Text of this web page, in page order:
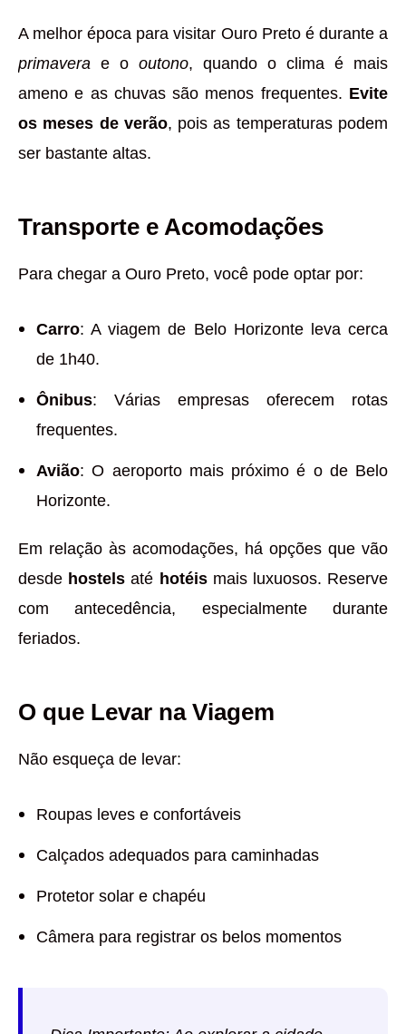
A melhor época para visitar Ouro Preto é durante a
primavera e o outono, quando o clima é mais
ameno e as chuvas são menos frequentes. Evite
os meses de verão, pois as temperaturas podem
ser bastante altas.
Transporte e Acomodações
Para chegar a Ouro Preto, você pode optar por:
Carro: A viagem de Belo Horizonte leva cerca
de 1h40.
Ônibus: Várias empresas oferecem rotas
frequentes.
Avião: O aeroporto mais próximo é o de Belo
Horizonte.
Em relação às acomodações, há opções que vão
desde hostels até hotéismais luxuosos. Reserve
com antecedência, especialmente durante
feriados.
O que Levar na Viagem
Não esqueça de levar:
Roupas leves e confortáveis
Calçados adequados para caminhadas
Protetor solar e chapéu
Câmera para registrar os belos momentos